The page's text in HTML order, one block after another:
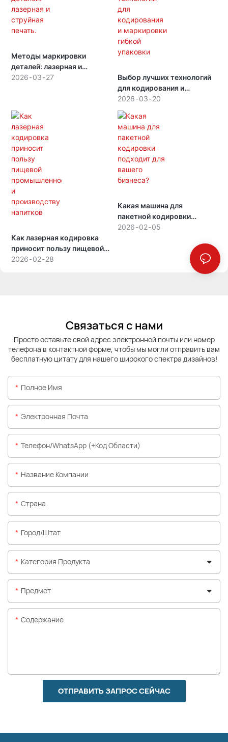
Методы маркировки
деталей: лазерная и
струйная печать.
2026 03 27
Выбор лучших технологий
для кодирования и
маркировки гибкой
упаковки
2026 03 20
Как лазерная кодировка
приносит пользу пищевой
промышленности и
2026 02 28
Какая машина для
пакетной кодировки
подходит для вашего
2026 02 05
Связаться с нами
Просто оставьте свой адрес электронной почты или номер
телефона в контактной форме, чтобы мы могли отправить вам
бесплатную цитату для нашего широкого спектра дизайнов!
Полное Имя
Электронная Почта
Телефон/WhatsApp (+код Области)
Название Компании
Страна
Город/штат
Категория Продукта
Предмет
Содержание
ОТПРАВИТЬ ЗАПРОС СЕЙЧАС